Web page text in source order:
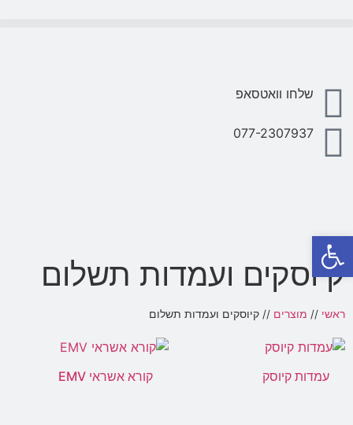
שלחו וואטסאפ
077-2307937
קיוסקים ועמדות תשלום
ראשי // מוצרים // קיוסקים ועמדות תשלום
עמדות קיוסק קורא אשראי EMV
פתח סרגל נגישות